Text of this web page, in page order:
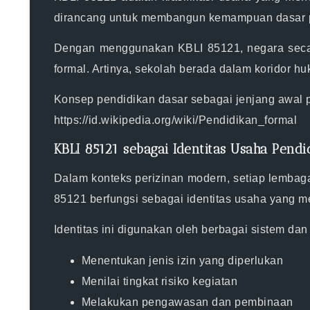
dirancang untuk membangun kemampuan
Dengan menggunakan KBLI 85121, negara
formal. Artinya, sekolah berada dalam koridor
Konsep pendidikan dasar sebagai jenjang
https://id.wikipedia.org/wiki/Pendidikan_formal
KBLI 85121 sebagai Identitas Usaha
Dalam konteks perizinan modern, setiap
85121 berfungsi sebagai identitas usaha yang
Identitas ini digunakan oleh berbagai sistem
Menentukan jenis izin yang diperlukan
Menilai tingkat risiko kegiatan
Melakukan pengawasan dan pembinaan